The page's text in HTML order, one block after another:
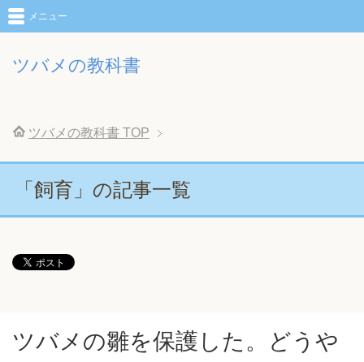
ツバメの教科書
メニュー
ツバメの教科書 TOP
「飼育」の記事一覧
ツバメの雛を保護した。どうや